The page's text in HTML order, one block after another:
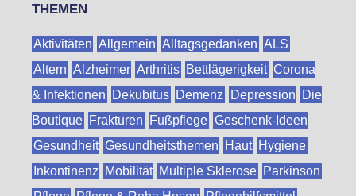
THEMEN
Aktivitäten Allgemein Alltagsgedanken ALS
Altern Alzheimer Arthritis Bettlägerigkeit Corona
& Infektionen
Dekubitus Demenz Depression
Die
Boutique Frakturen Fußpflege Geschenk-Ideen
Gesundheit Gesundheitsthemen Haut Hygiene
Inkontinenz
Mobilität Multiple Sklerose Parkinson